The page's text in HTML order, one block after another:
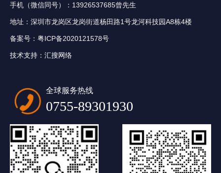
手机（微信同号）：13926537685曾先生
地址：深圳市龙岗区龙岗街道杨田路1号龙河科技园A8栋4楼
备案号： 粤ICP备2020121578号
技术支持： 汇搜网络
全球服务热线
0755-89301930